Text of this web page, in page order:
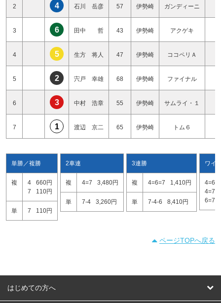
2 4 石川 岳彦 57 伊勢崎 ガンディーニ
3 6 田中 哲 43 伊勢崎 アクゲキ
4 5 生方 将人 47 伊勢崎 ココペリＡ
5 2 宍戸 幸雄 68 伊勢崎 ファイナル
6 3 中村 浩章 55 伊勢崎 サムライ・１
7 1 渡辺 京二 65 伊勢崎 トム６
単勝／複勝
複 4
660円
7
110円
単 7 110円
2車連
複 4=7 3,480円
単 7-4 3,260円
3連勝
複 4=6=7 1,410円
単 7-4-6 8,410円
ワイ
4=6
4=7
6=7
ページTOPへ戻る
はじめての方へ